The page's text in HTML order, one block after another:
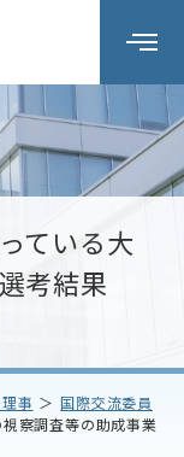
ている大
考結果
事
国際交流委員
察調査等の助成事業